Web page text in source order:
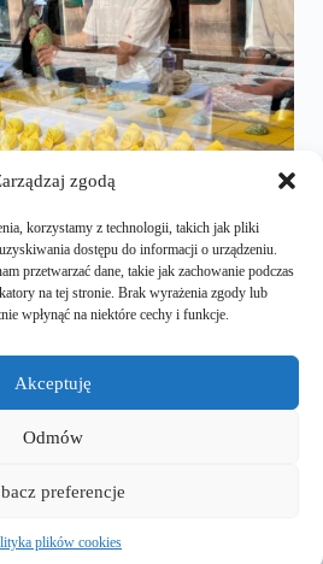
zgodą
korzystamy z technologii, takich jak pliki
dostępu do informacji o urządzeniu.
przetwarzać dane, takie jak zachowanie podczas
na tej stronie. Brak wyrażenia zgody lub
wpłynąć na niektóre cechy i funkcje.
Akceptuję
Odmów
preferencje
plików cookies
zapominasz o całym
chodzenia z
końcu zaczyna ci burczeć
znak, że trzeba się gdzieś
2024-10-02